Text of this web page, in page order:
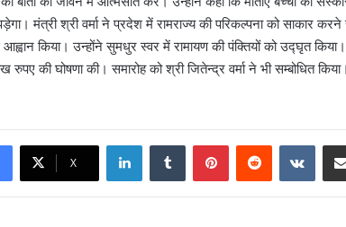
मंत्री श्री वर्मा ने प्रदेश में रामराज्य की परिकल्पना को साकार
किया। उन्होंने सुमधुर स्वर में रामायण की पंक्तियों को उद्घृत किया।
रुपए की घोषणा की। समारोह को श्री जितेन्द्र वर्मा ने भी सम्बोधित
X
LinkedInTumblr PinterestReddit